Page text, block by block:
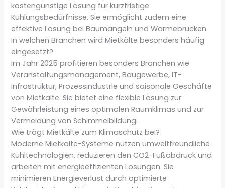
kostengünstige Lösung für kurzfristige
Kühlungsbedürfnisse. Sie ermöglicht zudem eine
effektive Lösung bei Baumängeln und Wärmebrücken.
In welchen Branchen wird Mietkälte besonders häufig
eingesetzt?
Im Jahr 2025 profitieren besonders Branchen wie
Veranstaltungsmanagement, Baugewerbe, IT-
Infrastruktur, Prozessindustrie und saisonale Geschäfte
von Mietkälte. Sie bietet eine flexible Lösung zur
Gewährleistung eines optimalen Raumklimas und zur
Vermeidung von Schimmelbildung.
Wie trägt Mietkälte zum Klimaschutz bei?
Moderne Mietkälte-Systeme nutzen umweltfreundliche
Kühltechnologien, reduzieren den CO2-Fußabdruck und
arbeiten mit energieeffizienten Lösungen. Sie
minimieren Energieverlust durch optimierte